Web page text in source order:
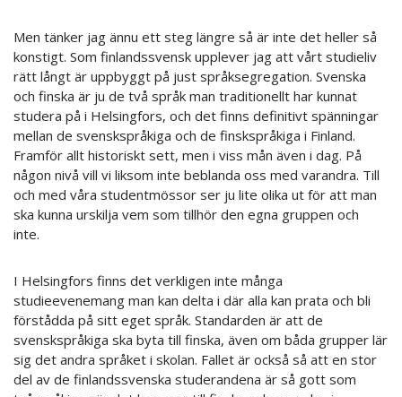
Men tänker jag ännu ett steg längre så är inte det heller så
konstigt. Som finlandssvensk upplever jag att vårt studieliv
rätt långt är uppbyggt på just språksegregation. Svenska
och finska är ju de två språk man traditionellt har kunnat
studera på i Helsingfors, och det finns definitivt spänningar
mellan de svenskspråkiga och de finskspråkiga i Finland.
Framför allt historiskt sett, men i viss mån även i dag. På
någon nivå vill vi liksom inte beblanda oss med varandra. Till
och med våra studentmössor ser ju lite olika ut för att man
ska kunna urskilja vem som tillhör den egna gruppen och
inte.
I Helsingfors finns det verkligen inte många
studieevenemang man kan delta i där alla kan prata och bli
förstådda på sitt eget språk. Standarden är att de
svenskspråkiga ska byta till finska, även om båda grupper lär
sig det andra språket i skolan. Fallet är också så att en stor
del av de finlandssvenska studerandena är så gott som